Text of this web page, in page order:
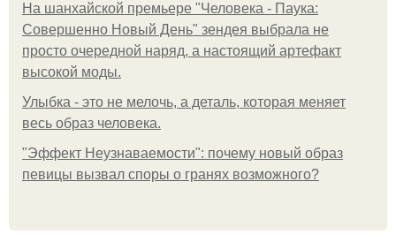
На шанхайской премьере "Человека - Паука:
Совершенно Новый День" зендея выбрала не
просто очередной наряд, а настоящий артефакт
высокой моды.
Улыбка - это не мелочь, а деталь, которая меняет
весь образ человека.
"Эффект Неузнаваемости": почему новый образ
певицы вызвал споры о гранях возможного?